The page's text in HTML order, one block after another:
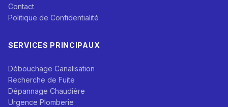
Contact
Politique de Confidentialité
SERVICES PRINCIPAUX
Débouchage Canalisation
Recherche de Fuite
Dépannage Chaudière
Urgence Plomberie